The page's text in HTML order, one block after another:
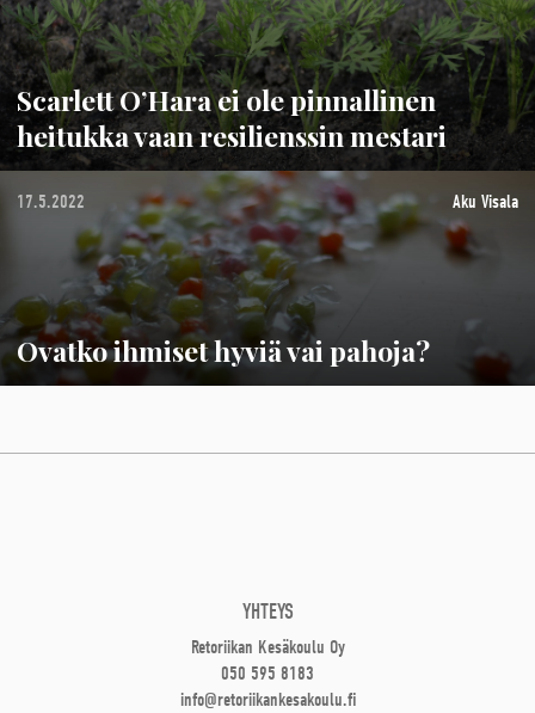
Scarlett O’Hara ei ole pinnallinen
heitukka vaan resilienssin mestari
17.5.2022 Aku Visala
Ovatko ihmiset hyviä vai pahoja?
YHTEYS
Retoriikan Kesäkoulu Oy
050 595 8183
info@retoriikankesakoulu.fi